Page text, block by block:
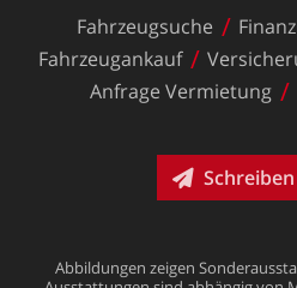
Fahrzeugsuche
Fahrzeugankauf
Anfrage Vermietung
Abbildungen zeigen